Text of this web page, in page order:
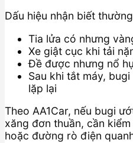
Dấu hiệu nhận biết
Tia lửa có nhưng
Xe giật cục khi tải
Đề được nhưng nổ
Sau khi tắt máy,
lặp lại
Theo AA1Car, nếu bugi
xăng đơn thuần, cần
hoặc đường rò điện